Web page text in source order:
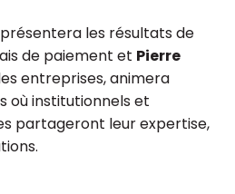
présentera les résultats de
de paiement et Pierre
entreprises, animera
où institutionnels et
partageront leur expertise,